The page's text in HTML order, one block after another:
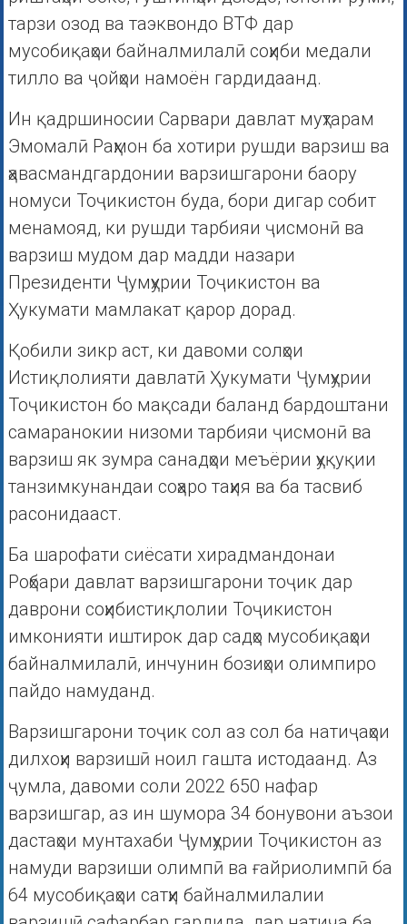
тарзи озод ва таэквондо ВТФ дар
мусобиқаҳои байналмилалӣ соҳиби медали
тилло ва ҷойҳои намоён гардидаанд.
Ин қадршиносии Сарвари давлат муҳтарам
Эмомалӣ Раҳмон ба хотири рушди варзиш ва
ҳавасмандгардонии варзишгарони баору
номуси Тоҷикистон буда, бори дигар собит
менамояд, ки рушди тарбияи ҷисмонӣ ва
варзиш мудом дар мадди назари
Президенти Ҷумҳурии Тоҷикистон ва
Ҳукумати мамлакат қарор дорад.
Қобили зикр аст, ки давоми солҳои
Истиқлолияти давлатӣ Ҳукумати Ҷумҳурии
Тоҷикистон бо мақсади баланд бардоштани
самаранокии низоми тарбияи ҷисмонӣ ва
варзиш як зумра санадҳои меъёрии ҳуқуқии
танзимкунандаи соҳаро таҳия ва ба тасвиб
расонидааст.
Ба шарофати сиёсати хирадмандонаи
Роҳбари давлат варзишгарони тоҷик дар
даврони соҳибистиқлолии Тоҷикистон
имконияти иштирок дар садҳо мусобиқаҳои
байналмилалӣ, инчунин бозиҳои олимпиро
пайдо намуданд.
Варзишгарони тоҷик сол аз сол ба натиҷаҳои
дилхоҳи варзишӣ ноил гашта истодаанд. Аз
ҷумла, давоми соли 2022 650 нафар
варзишгар, аз ин шумора 34 бонувони аъзои
дастаҳои мунтахаби Ҷумҳурии Тоҷикистон аз
намуди варзиши олимпӣ ва ғайриолимпӣ ба
64 мусобиқаҳои сатҳи байналмилалии